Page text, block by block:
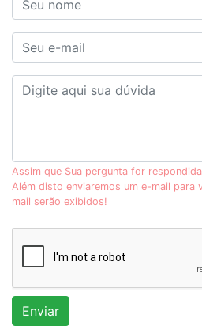
Assim que Sua pergunta for
Além disto enviaremos um e-mail para
mail serão exibidos!
Enviar